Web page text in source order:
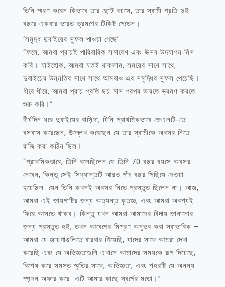
তিনি স্মরণ করেন কিভাবে তার ছোট বয়সে, তার স্বামী প্রতি দুই
বছরে একবার ভারত ভ্রমণের টিকিট পেতেন।
‘সমৃদ্ধ দুবাইয়ের সুফল পাওয়া গেছে’
“ফলে, আমরা প্রায়ই পারিবারিক সমাবেশ এবং উত্সব উদযাপন মিস
করি। যাইহোক, আমরা যতই থাকলাম, সময়ের সাথে সাথে,
দুবাইয়ের উন্নতির সাথে সাথে আমরাও এর সমৃদ্ধির সুফল পেয়েছি।
ধীরে ধীরে, আমরা প্রায় প্রতি ছয় মাস পরপর ভারতে ভ্রমণ করতে
শুরু করি।”
দীর্ঘদিন ধরে দুবাইয়ের বাসিন্দা, যিনি প্রাথমিকভাবে জেএলটি-তে
বসবাস করেছেন, উল্লেখ করেছেন যে তার স্বামীকে অবসর নিতে
রাজি করা কঠিন ছিল।
“প্রাথমিকভাবে, তিনি বলেছিলেন যে তিনি 70 বছর বয়সে অবসর
নেবেন, কিন্তু সেই সিদ্ধান্তটি আরও পাঁচ বছর পিছিয়ে দেওয়া
হয়েছিল…যেন তিনি কখনই অবসর নিতে প্রস্তুত ছিলেন না। আজ,
আমরা এই জায়গাটির জন্য অত্যন্ত কৃতজ্ঞ, এবং আমরা অবশ্যই
ফিরে আসতে থাকব। কিন্তু যখন আমরা আমাদের বিদায় জানানোর
জন্য প্রস্তুত হই, তখন আবেগের মিশ্রণ অনুভব করা স্বাভাবিক –
আমরা যে জায়গাগুলিতে বারবার গিয়েছি, যাদের সাথে আমরা দেখা
করেছি এবং যে অভিজ্ঞতাগুলি এখানে আমাদের সময়কে রূপ দিয়েছে,
বিশেষ করে সমস্ত স্মৃতির সাথে, অভিজ্ঞতা, এবং শহরটি যে অনন্য
স্পন্দন অফার করে…এটি আমার কাছে স্বর্গের মতো।”